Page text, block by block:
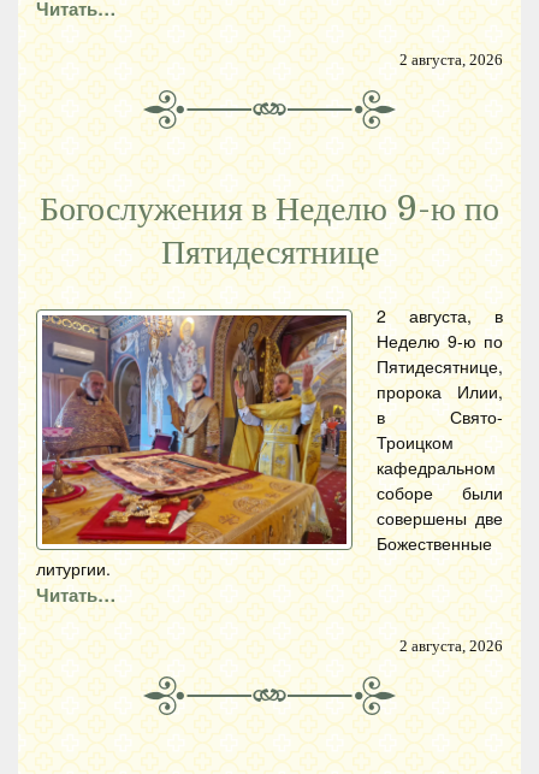
Читать…
2 августа, 2026
Богослужения в Неделю 9-ю по
Пятидесятнице
2 августа, в
Неделю 9-ю по
Пятидесятнице,
пророка Илии,
в Свято-
Троицком
кафедральном
соборе были
совершены две
Божественные
литургии.
Читать…
2 августа, 2026